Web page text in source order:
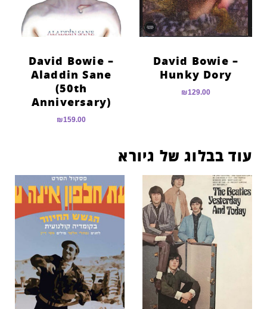
David Bowie –
Hunky Dory
₪129.00
David Bowie –
Aladdin Sane
(50th
Anniversary)
₪159.00
עוד בבלוג של גיורא